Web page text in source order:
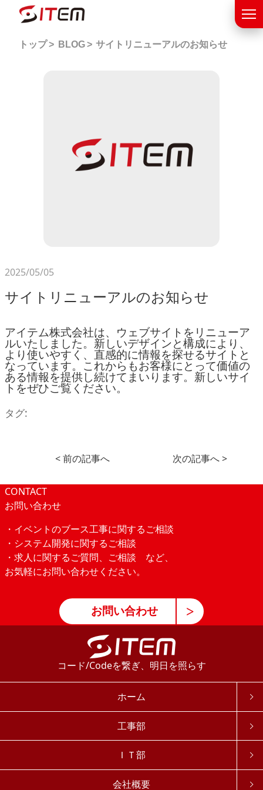
トップ BLOG サイトリニューアルのお知らせ
2025/05/05
サイトリニューアルのお知らせ
アイテム株式会社は、ウェブサイトをリニューア
ルいたしました。新しいデザインと構成により、
より使いやすく、直感的に情報を探せるサイトと
なっています。これからもお客様にとって価値の
ある情報を提供し続けてまいります。新しいサイ
トをぜひご覧ください。
タグ:
< 前の記事へ 次の記事へ >
CONTACT
お問い合わせ
・イベントのブース工事に関するご相談
・システム開発に関するご相談
・求人に関するご質問、ご相談 など、
お気軽にお問い合わせください。
お問い合わせ
コード/Codeを繋ぎ、明日を照らす
ホーム
工事部
ＩＴ部
会社概要